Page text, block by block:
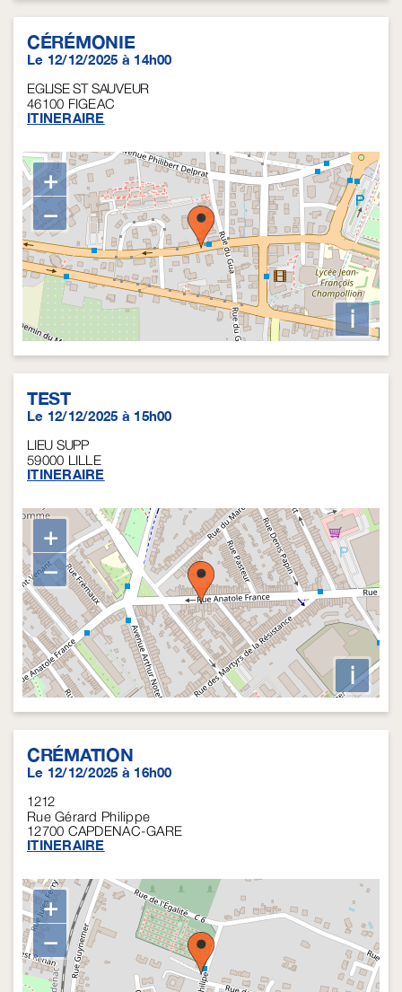
CÉRÉMONIE
Le 12/12/2025 à 14h00
EGLISE ST SAUVEUR
46100 FIGEAC
ITINERAIRE
+
−
i
TEST
Le 12/12/2025 à 15h00
LIEU SUPP
59000 LILLE
ITINERAIRE
+
−
i
CRÉMATION
Le 12/12/2025 à 16h00
1212
Rue Gérard Philippe
12700 CAPDENAC-GARE
ITINERAIRE
+
−